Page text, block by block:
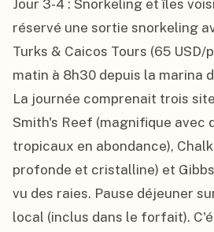
Jour 3-4 : Snorkeling et îles
réservé une sortie snorkeling
Turks & Caicos Tours (65 USD/
matin à 8h30 depuis la marina
La journée comprenait trois
Smith's Reef (magnifique avec
tropicaux en abondance),
profonde et cristalline) et
vu des raies. Pause déjeuner
local (inclus dans le forfait).